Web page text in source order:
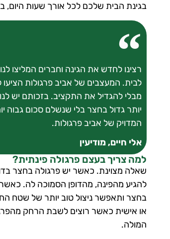
בגינת הבית שלכם לכל אורך שעות היום,
רצינו לחדש את הגינה וחברים המליצו
לבית. המעצבים של אביב פרגולות
מבלי להגדיל את התקציב. בזכותם יש
יותר גדול בחצר בלי שנשלם סכום גבוה
המדויק של אביב פרגולות.
אלי חיים, מודיעין
למה צריך בעצם פרגולה פינתית?
שאלה מצוינת. כאשר יש פרגולה בחצר
להגיע מהפינה, מהדופן הסמוכה לה.
בחצר ותאפשר ניצול טוב יותר של שטח
או אישית כאשר רוצים לשבת הרחק
המולה.